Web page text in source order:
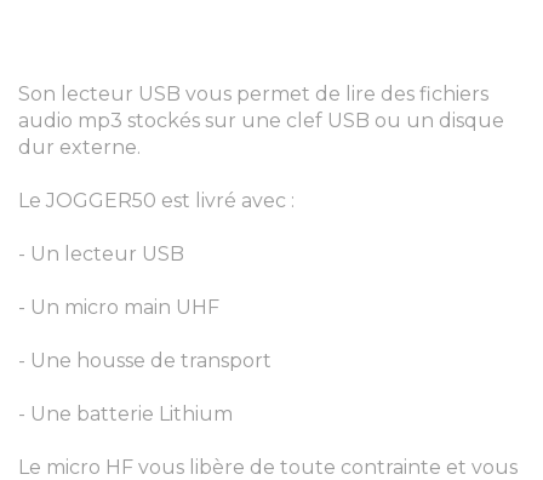
Son lecteur USB vous permet de lire des fichiers
audio mp3 stockés sur une clef USB ou un disque
dur externe.
Le JOGGER50 est livré avec :
- Un lecteur USB
- Un micro main UHF
- Une housse de transport
- Une batterie Lithium
Le micro HF vous libère de toute contrainte et vous